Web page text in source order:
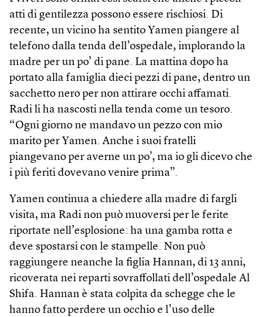
atti di gentilezza possono essere rischiosi. Di
recente, un vicino ha sentito Yamen piangere al
telefono dalla tenda dell’ospedale, implorando la
madre per un po’ di pane. La mattina dopo ha
portato alla famiglia dieci pezzi di pane, dentro un
sacchetto nero per non attirare occhi affamati.
Radi li ha nascosti nella tenda come un tesoro.
“Ogni giorno ne mandavo un pezzo con mio
marito per Yamen. Anche i suoi fratelli
piangevano per averne un po’, ma io gli dicevo che
i più feriti dovevano venire prima”.
Yamen continua a chiedere alla madre di fargli
visita, ma Radi non può muoversi per le ferite
riportate nell’esplosione: ha una gamba rotta e
deve spostarsi con le stampelle. Non può
raggiungere neanche la figlia Hannan, di 13 anni,
ricoverata nei reparti sovraffollati dell’ospedale Al
Shifa. Hannan è stata colpita da schegge che le
hanno fatto perdere un occhio e l’uso delle